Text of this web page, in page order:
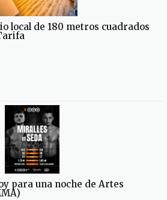
local de 180 metros cuadrados
para una noche de Artes